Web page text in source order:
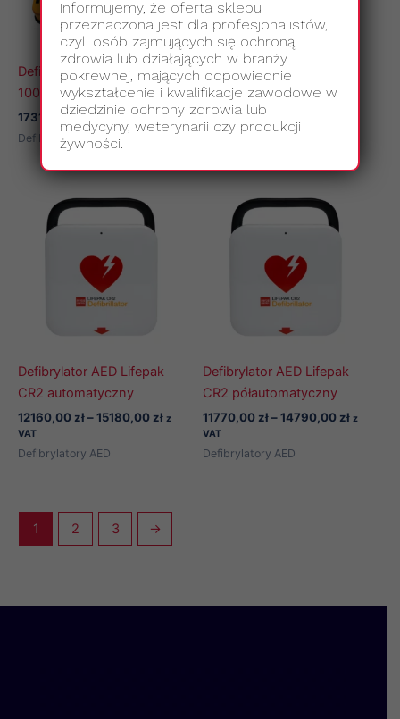
Defibrylator AED LIFEPAK
1000
17310,00zł z VAT
Defibrylatory AED
Defibrylator AED LIFEPAK
1000 z EKG
18210,00zł z VAT
Defibrylatory AED
Defibrylator AED Lifepak
CR2 automatyczny
12160,00 zł–15180,00 złZakres
12160,00 zł
z
VAT
Defibrylatory AED
Defibrylator AED Lifepak
CR2 półautomatyczny
11770,00 zł – 14790,00 złZakres
z
VAT
Defibrylatory AED
1 2 3 →
Informujemy, że oferta sklepu
przeznaczona jest dla profesjonalistów,
czyli osób zajmujących się ochroną
zdrowia lub działających w branży
pokrewnej, mających odpowiednie
wykształcenie i kwalifikacje zawodowe w
dziedzinie ochrony zdrowia lub
medycyny, weterynarii czy produkcji
żywności.